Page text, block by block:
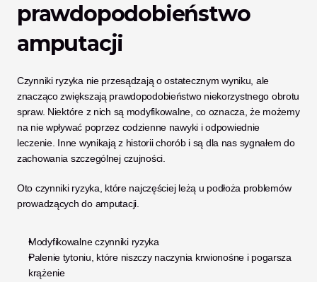
prawdopodobieństwo
amputacji
Czynniki ryzyka nie przesądzają o ostatecznym wyniku, ale
znacząco zwiększają prawdopodobieństwo niekorzystnego obrotu
spraw. Niektóre z nich są modyfikowalne, co oznacza, że możemy
na nie wpływać poprzez codzienne nawyki i odpowiednie
leczenie. Inne wynikają z historii chorób i są dla nas sygnałem do
zachowania szczególnej czujności.
Oto czynniki ryzyka, które najczęściej leżą u podłoża problemów
prowadzących do amputacji.
Modyfikowalne czynniki ryzyka
Palenie tytoniu, które niszczy naczynia krwionośne i pogarsza
krążenie